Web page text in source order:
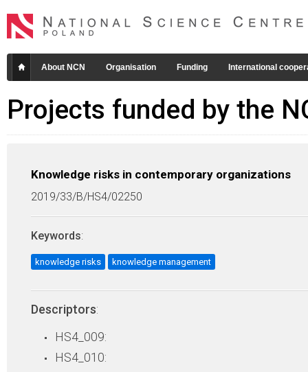
About NCN Organisation Funding International
Projects funded by the
Knowledge risks in contemporary organizations
2019/33/B/HS4/02250
Keywords:
knowledge risks knowledge management
Descriptors:
HS4_009:
HS4_010: